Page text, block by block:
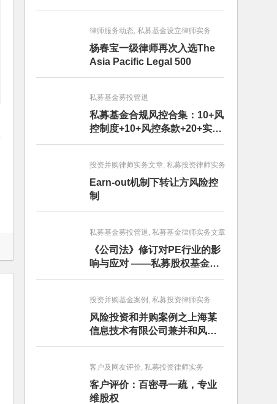
律师服务动态, 私募基金设立律师实务
杨春宝一级律师再次入选The
Asia Pacific Legal 500
私募基金募投管退
私募基金合规风控合集：10+风
控制度+10+风控条款+20+实务
文章+每月动态
投资并购律师实务文章, 私募投资律师实务
Earn-out机制下转让方风险控
制
私募基金募投管退, 私募基金律师实务文章
《公司法》修订对PE行业的影
响与应对 ——私募股权基金募
投管退篇
投资并购基金案例, 私募投资律师实务
风险投资和并购案例之上海某
信息技术有限公司兼并和风险
投资服务
客户及网友评价, 私募投资律师实务
客户评价：百密寻一疏，专业
维股权